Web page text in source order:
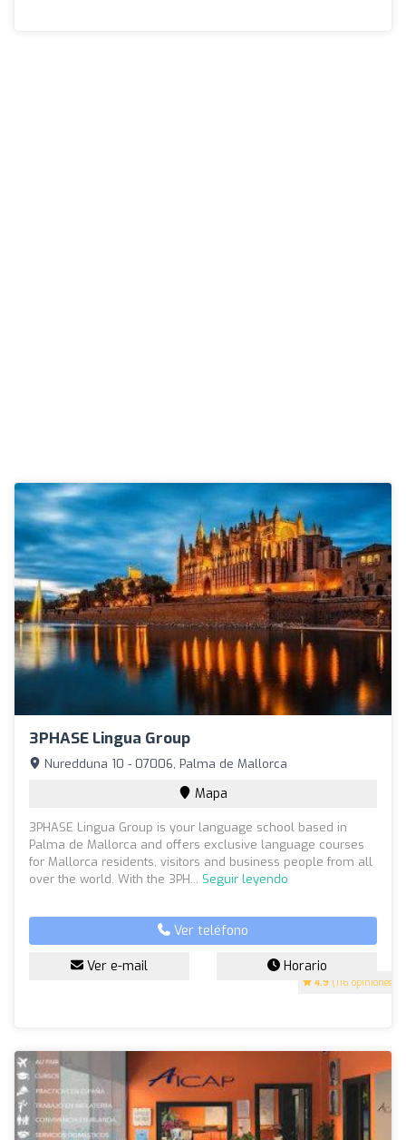
3PHASE Lingua Group
4.9 (116 opiniones)
Nuredduna 10 - 07006, Palma de Mallorca
Mapa
3PHASE Lingua Group is your language school based in
Palma de Mallorca and offers exclusive language courses
for Mallorca residents, visitors and business people from all
over the world. With the 3PH... Seguir leyendo
Ver teléfono
Ver e-mail Horario